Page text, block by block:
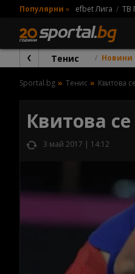
Популярни » efbet Лига ТВ
Тенис Новини
Sportal.bg Тенис Квитова
Квитова
3 май 2017 | 14:12